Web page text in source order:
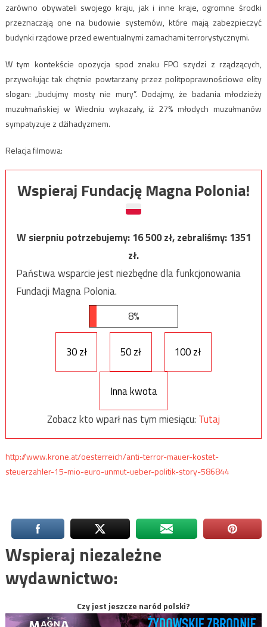
zarówno obywateli swojego kraju, jak i inne kraje, ogromne środki
przeznaczają one na budowie systemów, które mają zabezpieczyć
budynki rządowe przed ewentualnymi zamachami terrorystycznymi.
W tym kontekście opozycja spod znaku FPO szydzi z rządzących,
przywołując tak chętnie powtarzany przez politpoprawnościowe elity
slogan: „budujmy mosty nie mury”. Dodajmy, że badania młodzieży
muzułmańskiej w Wiedniu wykazały, iż 27% młodych muzułmanów
sympatyzuje z dżihadyzmem.
Relacja filmowa:
Wspieraj Fundację Magna Polonia!
W sierpniu potrzebujemy:16 500zł, zebraliśmy:1351
zł.
Państwa wsparcie jest niezbędne dla funkcjonowania
Fundacji Magna Polonia.
8%
30 zł 50 zł 100 zł
Inna kwota
Zobacz kto wparł nas tym miesiącu: Tutaj
http://www.krone.at/oesterreich/anti-terror-mauer-kostet-
steuerzahler-15-mio-euro-unmut-ueber-politik-story-586844
Wspieraj niezależne
wydawnictwo:
Czy jest jeszcze naród polski?